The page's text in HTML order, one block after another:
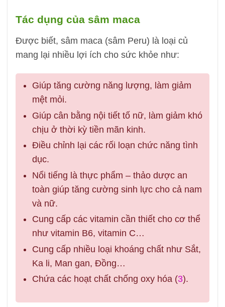
Tác dụng của sâm maca
Được biết, sâm maca (sâm Peru) là loại củ
mang lại nhiều lợi ích cho sức khỏe như:
Giúp tăng cường năng lượng, làm giảm
mệt mỏi.
Giúp cân bằng nội tiết tố nữ, làm giảm khó
chịu ở thời kỳ tiền mãn kinh.
Điều chỉnh lại các rối loạn chức năng tình
dục.
Nổi tiếng là thực phẩm – thảo dược an
toàn giúp tăng cường sinh lực cho cả nam
và nữ.
Cung cấp các vitamin cần thiết cho cơ thể
như vitamin B6, vitamin C…
Cung cấp nhiều loại khoáng chất như Sắt,
Ka li, Man gan, Đồng…
Chứa các hoạt chất chống oxy hóa (3).